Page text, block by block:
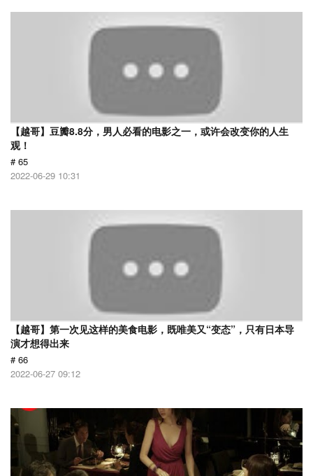
【越哥】豆瓣8.8分，男人必看的电影之一，或许会改变你的人生
观！
# 65
2022-06-29 10:31
【越哥】第一次见这样的美食电影，既唯美又“变态”，只有日本导
演才想得出来
# 66
2022-06-27 09:12